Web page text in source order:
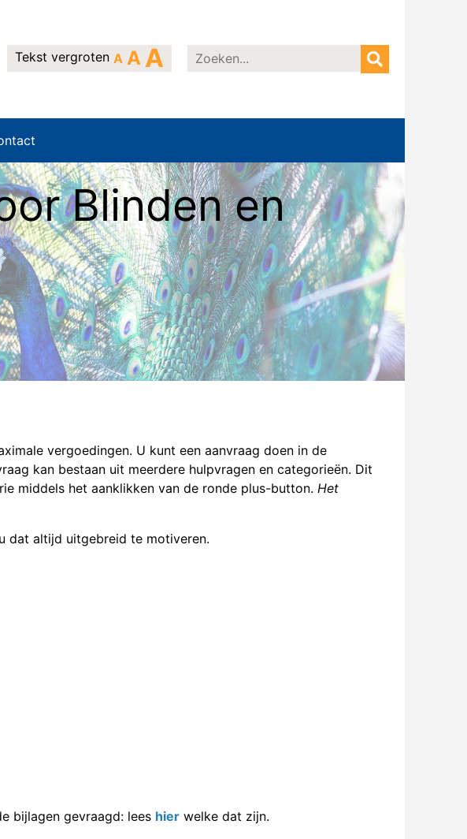
Tekst vergroten A A A
Blinden en
vergoedingen. U kunt een aanvraag doen in de
kan bestaan uit meerdere hulpvragen en categorieën. Dit
middels het aanklikken van de ronde plus-button. Het
dat altijd uitgebreid te motiveren.
bijlagen gevraagd: lees hierwelke dat zijn.